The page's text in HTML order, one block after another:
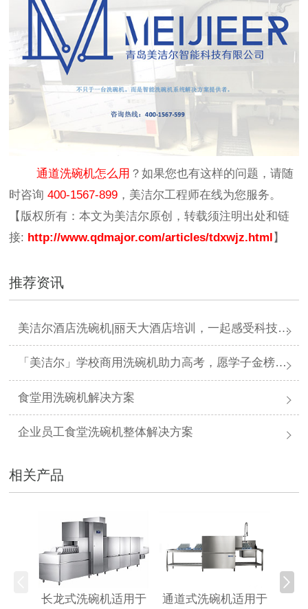
通道洗碗机怎么用 ？如果您也有这样的问题，请随
时咨询400-1567-899 ，美洁尔工程师在线为您服务。
【版权所有：本文为美洁尔原创，转载须注明出处和链
接: http://www.qdmajor.com/articles/tdxwjz.html 】
推荐资讯
美洁尔酒店洗碗机|丽天大酒店培训，一起感受科技力量
「美洁尔」学校商用洗碗机助力高考，愿学子金榜题名
食堂用洗碗机解决方案
企业员工食堂洗碗机整体解决方案
相关产品
长龙式洗碗机适用于 通道式洗碗机适用于
提